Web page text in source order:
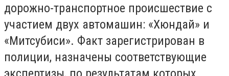
дорожно-транспортное происшествие с
участием двух автомашин: «Хюндай» и
«Митсубиси». Факт зарегистрирован в
полиции, назначены соответствующие